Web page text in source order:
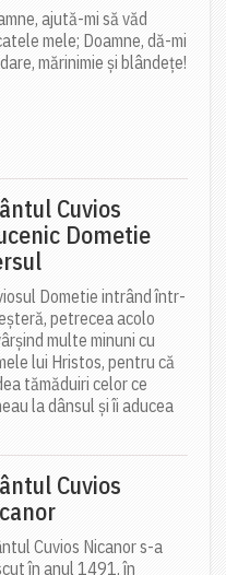
ajută-mi să văd
mele; Doamne, dă-mi
mărinimie şi blândeţe!
Cuvios
Dometie
Dometie intrând într-
petrecea acolo
multe minuni cu
lui Hristos, pentru că
tămăduiri celor ce
la dânsul și îi aducea
Cuvios
Cuvios Nicanor s-a
în anul 1491, în